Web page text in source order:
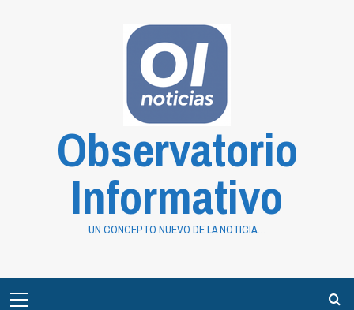
Observatorio
Informativo
UN CONCEPTO NUEVO DE LA NOTICIA…
Menu